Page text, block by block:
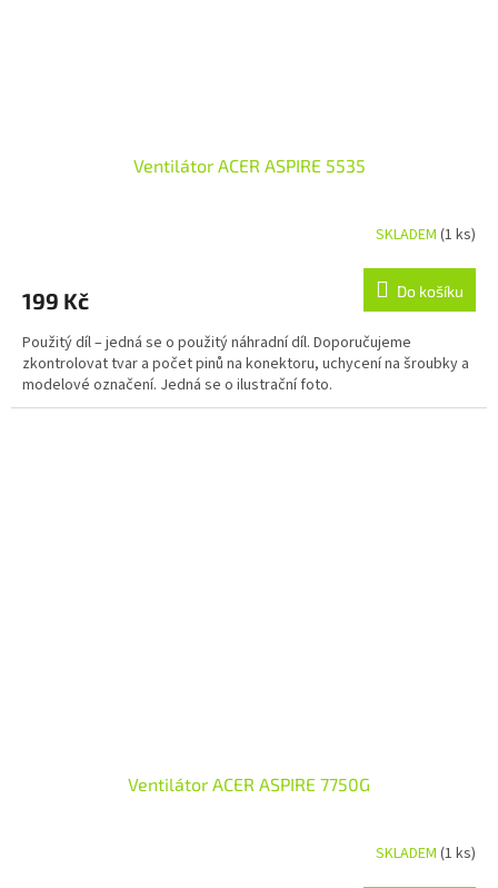
Ventilátor ACER ASPIRE 5535
SKLADEM (1 ks)
199 Kč Do košíku
Použitý díl – jedná se o použitý náhradní díl. Doporučujeme
zkontrolovat tvar a počet pinů na konektoru, uchycení na šroubky a
modelové označení. Jedná se o ilustrační foto.
Ventilátor ACER ASPIRE 7750G
SKLADEM (1 ks)